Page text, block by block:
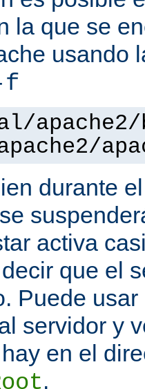
la que se
usando
f
durante
activa
que el
Puede
servidor y
en el
.